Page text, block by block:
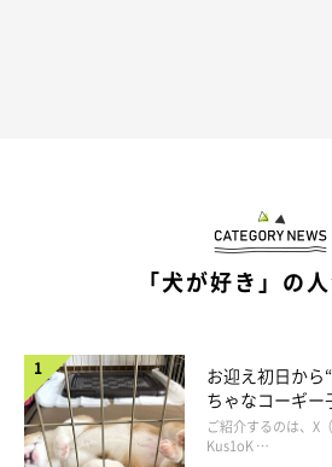
「犬が好き」の
お迎え初日から
ちゃなコーギ
コ“コーギース
長！
ご紹介するのは、X
Kus1oK …